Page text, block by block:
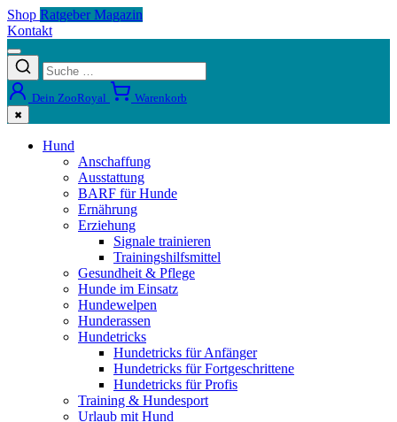
Shop Ratgeber Magazin
Kontakt
Dein ZooRoyal Warenkorb
✖
Hund
Anschaffung
Ausstattung
BARF für Hunde
Ernährung
Erziehung
Signale trainieren
Trainingshilfsmittel
Gesundheit & Pflege
Hunde im Einsatz
Hundewelpen
Hunderassen
Hundetricks
Hundetricks für Anfänger
Hundetricks für Fortgeschrittene
Hundetricks für Profis
Training & Hundesport
Urlaub mit Hund